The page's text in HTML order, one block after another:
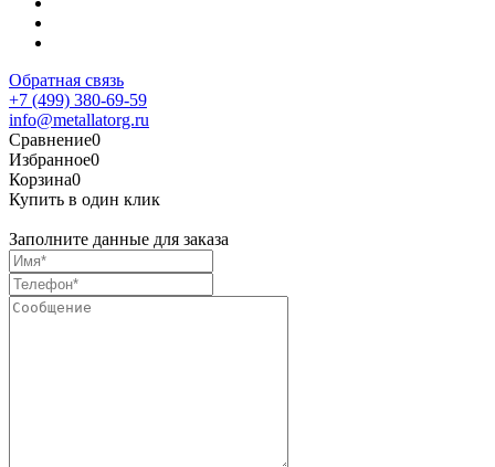
Обратная связь
+7 (499) 380-69-59
info@metallatorg.ru
Сравнение0
Избранное0
Корзина0
Купить в один клик
Заполните данные для заказа